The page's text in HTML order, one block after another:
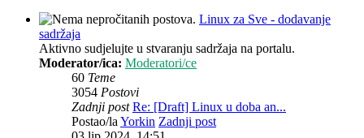
Linux za Sve - dodavanje
sadržaja
Aktivno sudjelujte u stvaranju sadržaja na portalu.
Moderator/ica: Moderatori/ce
60 Teme
3054 Postovi
Zadnji post Re: [Draft] Linux u doba an...
Postao/laYorkin Zadnji post